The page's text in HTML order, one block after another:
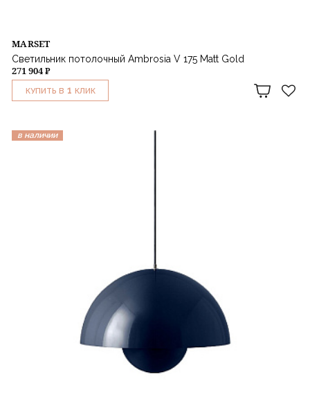
MARSET
Светильник потолочный Ambrosia V 175 Matt Gold
271 904 ₽
КУПИТЬ В 1 КЛИК
в наличии